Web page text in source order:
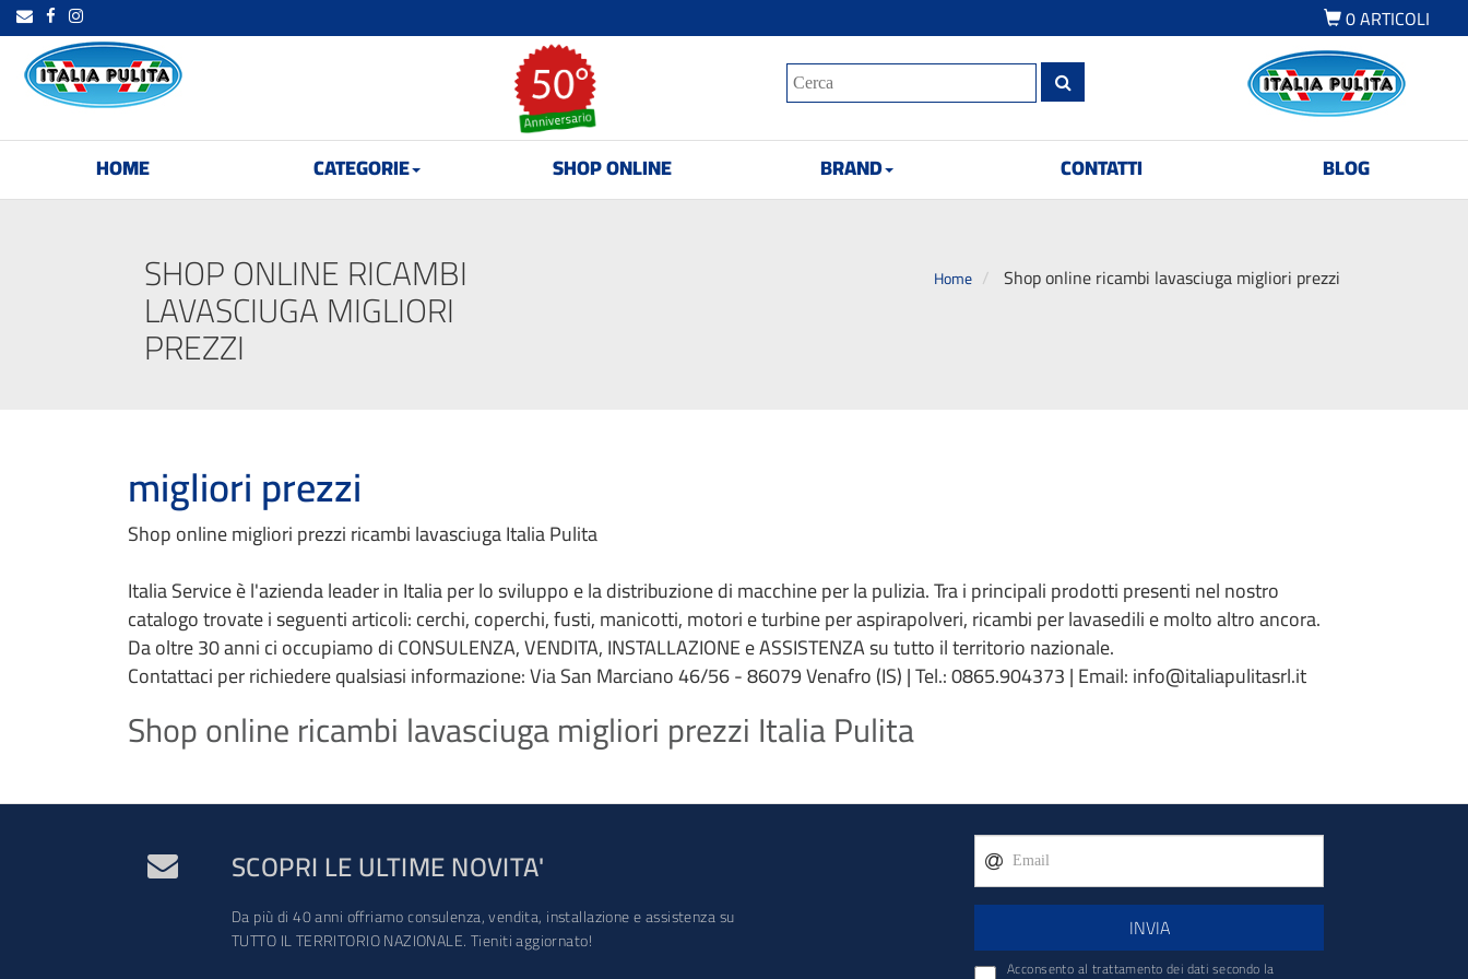
0ARTICOLI
HOME CATEGORIE SHOP ONLINE BRAND CONTATTI BLOG
SHOP ONLINE RICAMBI
LAVASCIUGA MIGLIORI
PREZZI
Home Shop online ricambi lavasciuga migliori prezzi
migliori prezzi
Shop online migliori prezzi ricambi lavasciuga Italia Pulita
Italia Service è l'azienda leader in Italia per lo sviluppo e la distribuzione di macchine per la pulizia. Tra i principali prodotti presenti nel nostro
catalogo trovate i seguenti articoli: cerchi, coperchi, fusti, manicotti, motori e turbine per aspirapolveri, ricambi per lavasedili e molto altro ancora.
Da oltre 30 anni ci occupiamo di CONSULENZA, VENDITA, INSTALLAZIONE e ASSISTENZA su tutto il territorio nazionale.
Contattaci per richiedere qualsiasi informazione: Via San Marciano 46/56 - 86079 Venafro (IS) | Tel.: 0865.904373 | Email: info@italiapulitasrl.it
Shop online ricambi lavasciuga migliori prezzi Italia Pulita
SCOPRI LE ULTIME NOVITA'
Da più di 40 anni offriamo consulenza, vendita, installazione e assistenza su
TUTTO IL TERRITORIO NAZIONALE. Tieniti aggiornato!
INVIA
Acconsento al trattamento dei dati secondo la